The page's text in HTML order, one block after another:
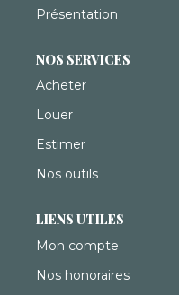
Présentation
NOS SERVICES
Acheter
Louer
Estimer
Nos outils
LIENS UTILES
Mon compte
Nos honoraires